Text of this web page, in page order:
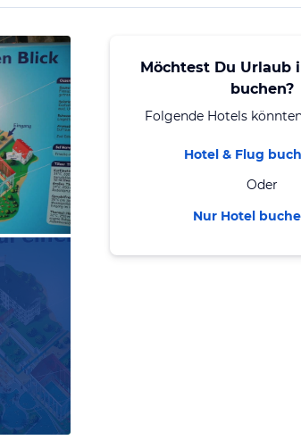
Möchtest Du Urlaub
buchen?
Folgende Hotels
Hotel & Flug
Oder
Nur Hotel